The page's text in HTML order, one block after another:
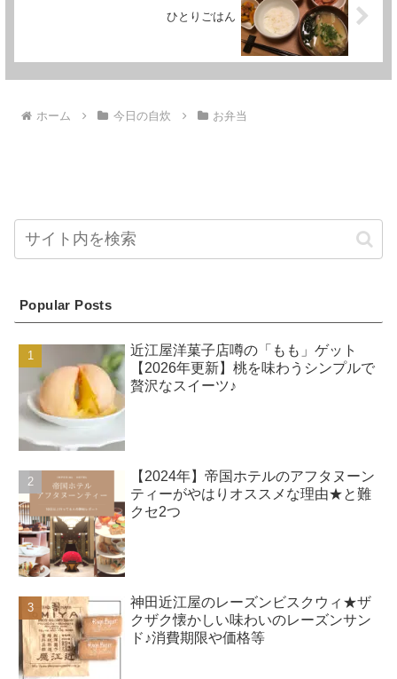
ひとりごはん
ホーム 今日の自炊 お弁当
Popular Posts
近江屋洋菓子店噂の「もも」ゲット
【2026年更新】桃を味わうシンプルで
贅沢なスイーツ♪
【2024年】帝国ホテルのアフタヌーン
ティーがやはりオススメな理由★と難
クセ2つ
神田近江屋のレーズンビスクウィ★ザ
クザク懐かしい味わいのレーズンサン
ド♪消費期限や価格等